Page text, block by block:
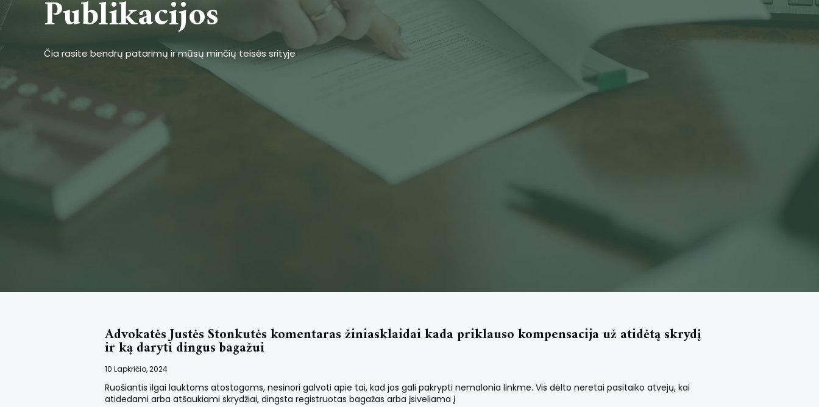
Publikacijos
Čia rasite bendrų patarimų ir mūsų minčių teisės srityje
Advokatės Justės Stonkutės komentaras žiniasklaidai kada priklauso kompensacija už atidėtą skrydį
ir ką daryti dingus bagažui
10 Lapkričio, 2024
Ruošiantis ilgai lauktoms atostogoms, nesinori galvoti apie tai, kad jos gali pakrypti nemalonia linkme. Vis dėlto neretai pasitaiko atvejų, kai
atidedami arba atšaukiami skrydžiai, dingsta registruotas bagažas arba įsiveliama į